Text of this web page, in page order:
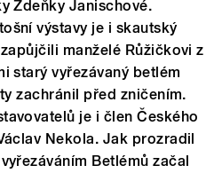
Zdeňky Janischové.
výstavy je i skautský
manželé Růžičkovi z
starý vyřezávaný betlém
zachránil před zničením.
je i člen Českého
Nekola. Jak prozradil
Betlémů začal